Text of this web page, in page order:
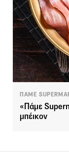
ΠΑΜΕ
«Πάμε
μπέικον